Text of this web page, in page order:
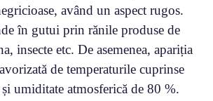
având un aspect rugos.
în gutui prin rănile produse de
insecte etc. De asemenea, apariția
de temperaturile cuprinse
umiditate atmosferică de 80 %.